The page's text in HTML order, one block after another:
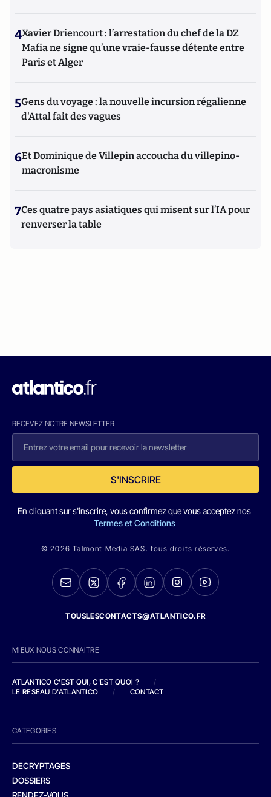
4Xavier Driencourt : l’arrestation du chef de la DZ
Mafia ne signe qu’une vraie-fausse détente entre
Paris et Alger
5Gens du voyage : la nouvelle incursion régalienne
d'Attal fait des vagues
6Et Dominique de Villepin accoucha du villepino-
macronisme
7Ces quatre pays asiatiques qui misent sur l’IA pour
renverser la table
RECEVEZ NOTRE NEWSLETTER
S'INSCRIRE
En cliquant sur s'inscrire, vous confirmez que vous acceptez nos
Termes et Conditions
© 2026 Talmont Media SAS. tous droits réservés.
TOUSLESCONTACTS@ATLANTICO.FR
MIEUX NOUS CONNAITRE
ATLANTICO C'EST QUI, C'EST QUOI ?
/
LE RESEAU D'ATLANTICO
/ CONTACT
CATEGORIES
DECRYPTAGES
DOSSIERS
RENDEZ-VOUS